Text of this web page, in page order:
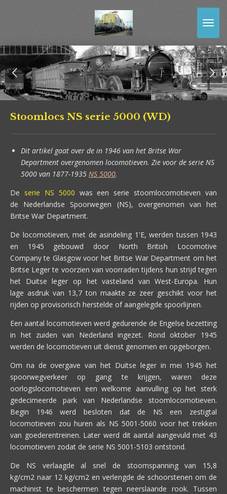
de
hoofdinhoud
Stoomlocs NS serie 5000 (WD)
Dit artikel gaat over de in 1946 van het Britse War
Department overgenomen locomotieven. Zie voor de serie NS
5000 van 1877-1935 NS 5000.
De serie NS 5000 was een serie stoomlocomotieven van
de Nederlandse Spoorwegen (NS), overgenomen van het
Britse War Department.
De locomotieven, met de asindeling 1'E, werden tussen 1943
en 1945 gebouwd door North British Locomotive
Company te Glasgow voor het Britse War Department om het
Britse Leger te voorzien van voorraden tijdens hun strijd tegen
het Duitse leger op het vasteland van West-Europa. Hun
lage asdruk van 13,7 ton maakte ze zeer geschikt voor het
rijden op provisorisch herstelde of aangelegde spoorlijnen.
Een aantal locomotieven werd gedurende de Engelse bezetting
in het zuiden van Nederland ingezet. Rond oktober 1945
werden de locomotieven uit dienst genomen en opgeborgen.
Om na de overgave van het Duitse leger in mei 1945 het
spoorwegverkeer op gang te krijgen, waren deze
oorlogslocomotieven een welkome aanvulling op het sterk
gedecimeerde park van Nederlandse stoomlocomotieven.
Begin 1946 werd besloten dat de NS een zestigtal
locomotieven zou huren als NS 5001-5060 voor het trekken
van goederentreinen. Later werd dit aantal aangevuld met 43
locomotieven zodat de serie NS 5001-5103 ontstond.
De NS verlaagde al snel de stoomspanning van 15,8
kg/cm2 naar 12 kg/cm2 en verlengde de schoorstenen om de
machinist te beschermen tegen neerslaande rook. Tussen